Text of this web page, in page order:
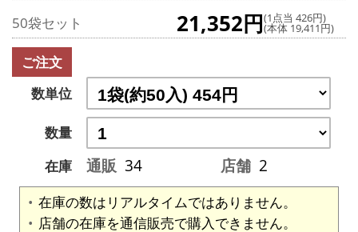
50袋セット 21,352円(1点当 426円)
(本体 19,411円)
ご注文
数単位
数量
在庫
通販 34 店舗 2
在庫の数はリアルタイムではありません。
店舗の在庫を通信販売で購入できません。